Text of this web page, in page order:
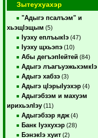
Зытеухуахэр
"Адыгэ псалъэм" и
хьэщIэщым (5)
Iуэху еплъыкIэ (47)
Iуэху щхьэпэ (10)
Абы дегъэпIейтей (84)
Адыгэ лъагъуэжьхэмкIэ
Адыгэ хабзэ (3)
Адыгэ цIэрыIуэхэр (4)
Адыгэбзэм и махуэм
ирихьэлIэу (11)
Адыгэбзэр ядж (4)
Банк Iуэхухэр (28)
БэнэкIэ хуит (2)